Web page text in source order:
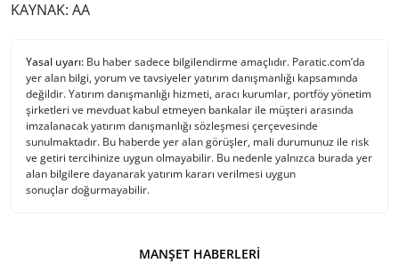
KAYNAK: AA
Yasal uyarı: Bu haber sadece bilgilendirme amaçlıdır. Paratic.com’da
yer alan bilgi, yorum ve tavsiyeler yatırım danışmanlığı kapsamında
değildir. Yatırım danışmanlığı hizmeti, aracı kurumlar, portföy yönetim
şirketleri ve mevduat kabul etmeyen bankalar ile müşteri arasında
imzalanacak yatırım danışmanlığı sözleşmesi çerçevesinde
sunulmaktadır. Bu haberde yer alan görüşler, mali durumunuz ile risk
ve getiri tercihinize uygun olmayabilir. Bu nedenle yalnızca burada yer
alan bilgilere dayanarak yatırım kararı verilmesi uygun
sonuçlar doğurmayabilir.
MANŞET HABERLERI